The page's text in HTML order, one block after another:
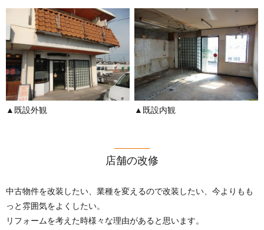
▲既設外観 ▲既設内観
店舗の改修
中古物件を改装したい、業種を変えるので改装したい、今よりもも
っと雰囲気をよくしたい。
リフォームを考えた時様々な理由があると思います。